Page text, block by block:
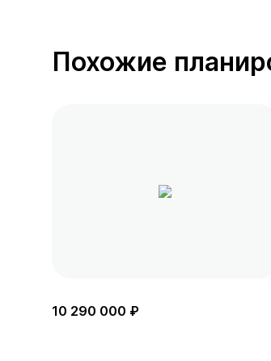
Похожие
10 290 000 ₽